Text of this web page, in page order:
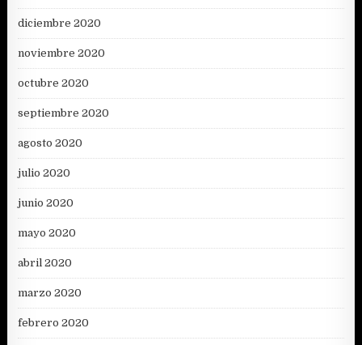
diciembre 2020
noviembre 2020
octubre 2020
septiembre 2020
agosto 2020
julio 2020
junio 2020
mayo 2020
abril 2020
marzo 2020
febrero 2020